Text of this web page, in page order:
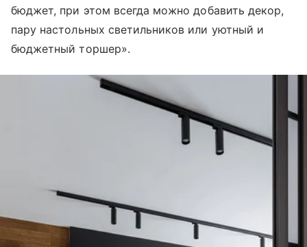
бюджет, при этом всегда можно добавить декор,
пару настольных светильников или уютный и
бюджетный торшер».